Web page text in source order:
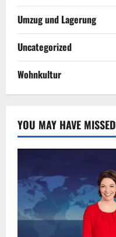
Umzug und Lagerung
Uncategorized
Wohnkultur
YOU MAY HAVE MISSED